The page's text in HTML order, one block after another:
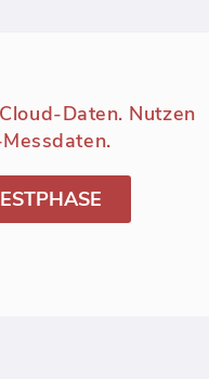
Daten. Nutzen